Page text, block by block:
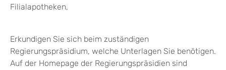
Filialapotheken,
Erkundigen Sie sich beim zuständigen
Regierungspräsidium, welche Unterlagen Sie benötigen.
Auf der Homepage der Regierungspräsidien sind